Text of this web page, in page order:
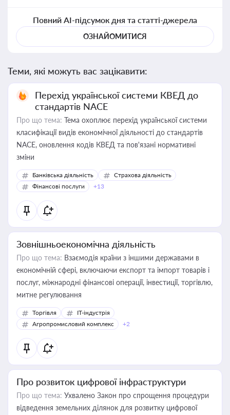
Повний AI-підсумок дня та статті-джерела
ОЗНАЙОМИТИСЯ
Теми, які можуть вас зацікавити:
Перехід української системи КВЕД до
стандартів NACE
Про що тема: Тема охоплює перехід української системи
класифікації видів економічної діяльності до стандартів
NACE, оновлення кодів КВЕД та пов'язані нормативні
зміни
Банківська діяльність
Страхова діяльність
Фінансові послуги
+13
Зовнішньоекономічна діяльність
Про що тема: Взаємодія країни з іншими державами в
економічній сфері, включаючи експорт та імпорт товарів і
послуг, міжнародні фінансові операції, інвестиції, торгівлю,
митне регулювання
Торгівля
IT-індустрія
Агропромисловий комплекс
+2
Про розвиток цифрової інфраструктури
Про що тема: Ухвалено Закон про спрощення процедури
відведення земельних ділянок для розвитку цифрової